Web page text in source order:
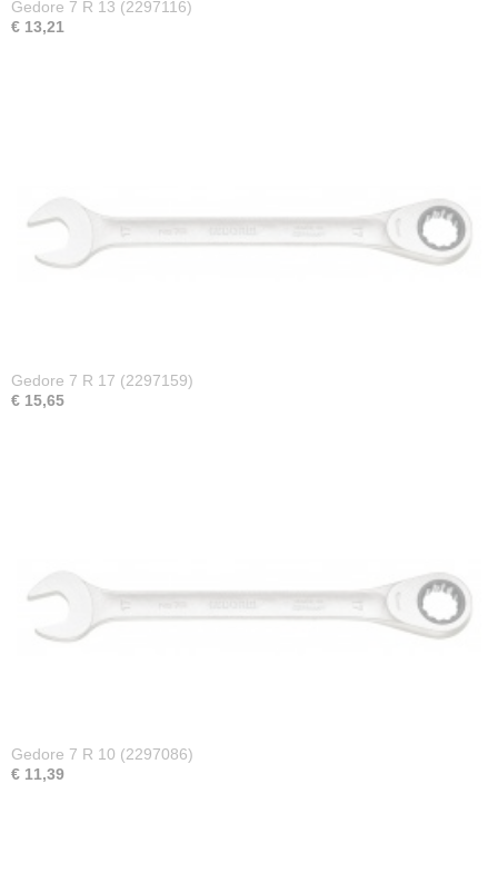
Gedore 7 R 13 (2297116)
€ 13,21
Gedore 7 R 17 (2297159)
€ 15,65
Gedore 7 R 10 (2297086)
€ 11,39